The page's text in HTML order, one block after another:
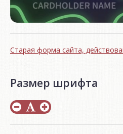
Старая форма сайта,
Размер шрифта